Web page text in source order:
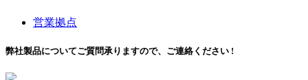
営業拠点
弊社製品についてご質問承りますので、ご連絡ください !